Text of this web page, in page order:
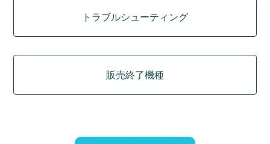
トラブルシューティング
販売終了機種